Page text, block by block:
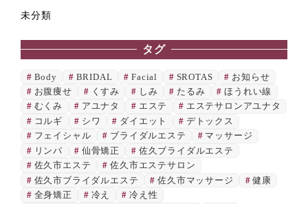
未分類
タグ
Body BRIDAL Facial SROTAS
お知らせ
お腹痩せ
くすみ しみ たるみ
ほうれい線
むくみ
アユナタ エステ
エステサロンアユナタ
コルギ
シワ ダイエット
デトックス
フェイシャル
ブライダルエステ
マッサージ
リンパ
仙骨矯正
佐久ブライダルエステ
佐久市エステ
佐久市エステサロン
佐久市ブライダルエステ
佐久市マッサージ
健康
全身矯正
冷え
冷え性